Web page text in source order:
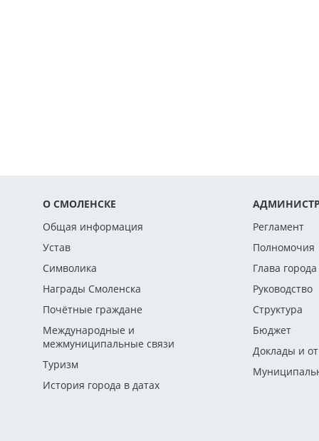
О СМОЛЕНСКЕ
Общая информация
Устав
Символика
Награды Смоленска
Почётные граждане
Международные и
межмуниципальные связи
Туризм
История города в датах
Регламент
Полномочия
Глава города
Руководство
Структура
Бюджет
Доклады и